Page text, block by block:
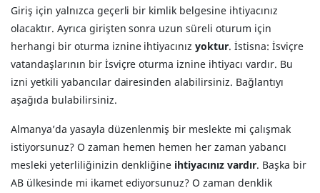
Giriş için yalnızca geçerli bir kimlik belgesine ihtiyacınız
olacaktır. Ayrıca girişten sonra uzun süreli oturum için
herhangi bir oturma iznine ihtiyacınızyoktur. İstisna: İsviçre
vatandaşlarının bir İsviçre oturma iznine ihtiyacı vardır. Bu
izni yetkili yabancılar dairesinden alabilirsiniz. Bağlantıyı
aşağıda bulabilirsiniz.
Almanya’da yasayla düzenlenmiş bir meslekte mi çalışmak
istiyorsunuz? O zaman hemen hemen her zaman yabancı
mesleki yeterliliğinizin denkliğine ihtiyacınız vardır. Başka bir
AB ülkesinde mi ikamet ediyorsunuz? O zaman denklik